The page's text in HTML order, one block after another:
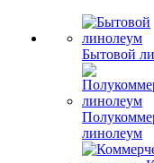
Бытовой
линолеум